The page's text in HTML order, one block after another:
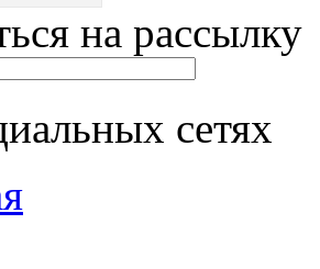
на рассылку
сетях